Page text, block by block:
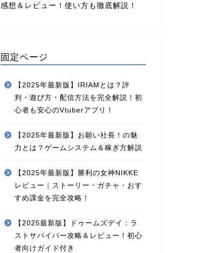
感想＆レビュー！使い方も徹底解説！
固定ページ
【2025年最新版】IRIAMとは？評
判・遊び方・配信方法を完全解説！初
心者も安心のVtuberアプリ！
【2025年最新版】お願い社長！の魅
力とは？ゲームシステム＆稼ぎ方解説
【2025年最新版】勝利の女神NIKKE
レビュー｜ストーリー・ガチャ・おす
すめ課金を完全攻略！
【2025最新版】ドゥームズデイ：ラ
ストサバイバー攻略＆レビュー！初心
者向けガイド付き